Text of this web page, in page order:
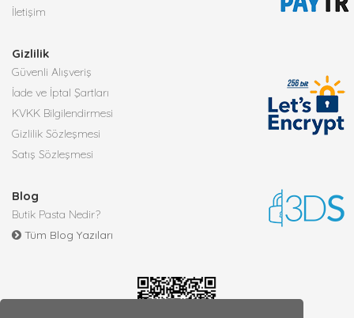
İletişim
Gizlilik
Güvenli Alışveriş
İade ve İptal Şartları
KVKK Bilgilendirmesi
Gizlilik Sözleşmesi
Satış Sözleşmesi
Blog
Butik Pasta Nedir?
Tüm Blog Yazıları